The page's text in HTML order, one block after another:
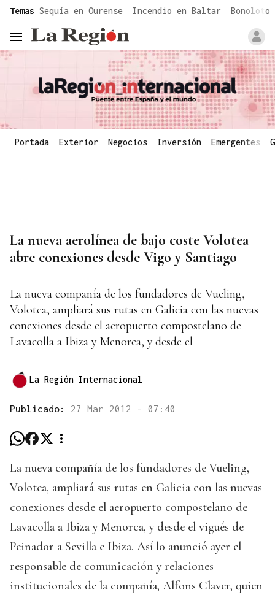
common.go-to-content
Temas Sequía en Ourense Incendio en Baltar Bonoloto
header.menu.open
Portada Exterior Negocios Inversión Emergentes
La nueva aerolínea de bajo coste Volotea
abre conexiones desde Vigo y Santiago
La nueva compañía de los fundadores de Vueling,
Volotea, ampliará sus rutas en Galicia con las nuevas
conexiones desde el aeropuerto compostelano de
Lavacolla a Ibiza y Menorca, y desde el
La Región Internacional
Publicado: 27 Mar 2012 - 07:40
La nueva compañía de los fundadores de Vueling,
Volotea, ampliará sus rutas en Galicia con las nuevas
conexiones desde el aeropuerto compostelano de
Lavacolla a Ibiza y Menorca, y desde el vigués de
Peinador a Sevilla e Ibiza. Así lo anunció ayer el
responsable de comunicación y relaciones
institucionales de la compañía, Alfons Claver, quien